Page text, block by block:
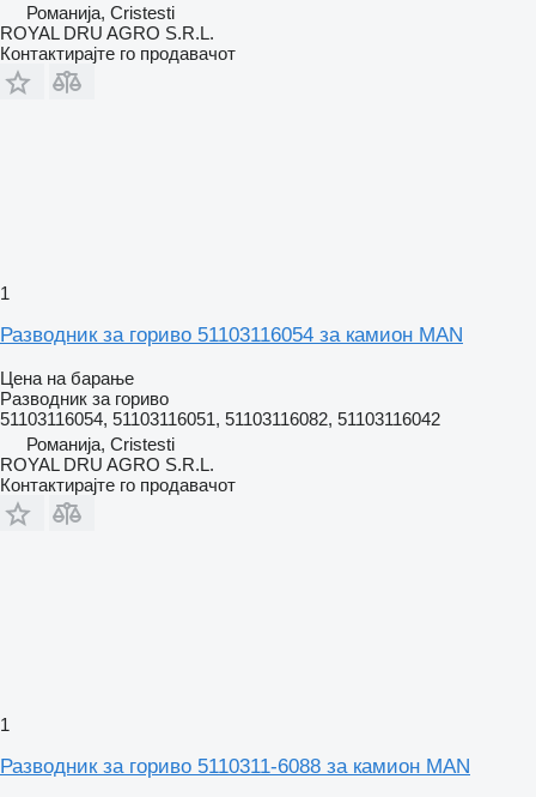
Романија, Cristesti
ROYAL DRU AGRO S.R.L.
Контактирајте го продавачот
1
Разводник за гориво 51103116054 за камион MAN
Цена на барање
Разводник за гориво
51103116054, 51103116051, 51103116082, 51103116042
Романија, Cristesti
ROYAL DRU AGRO S.R.L.
Контактирајте го продавачот
1
Разводник за гориво 5110311-6088 за камион MAN